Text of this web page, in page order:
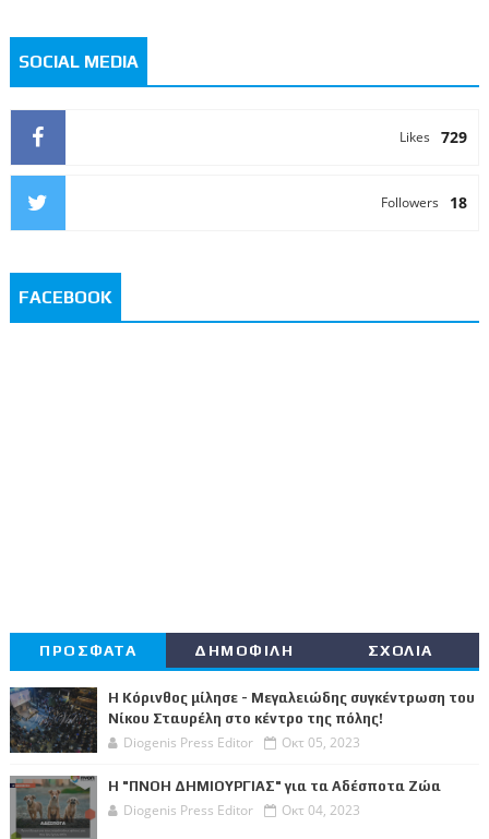
SOCIAL MEDIA
729
Likes
18
Followers
FACEBOOK
ΠΡΟΣΦΑΤΑ ΔΗΜΟΦΙΛΗ ΣΧΟΛΙΑ
Η Κόρινθος μίλησε - Μεγαλειώδης συγκέντρωση του
Νίκου Σταυρέλη στο κέντρο της πόλης!
Diogenis Press Editor Οκτ 05, 2023
Η "ΠΝΟΗ ΔΗΜΙΟΥΡΓΙΑΣ" για τα Αδέσποτα Ζώα
Diogenis Press Editor Οκτ 04, 2023